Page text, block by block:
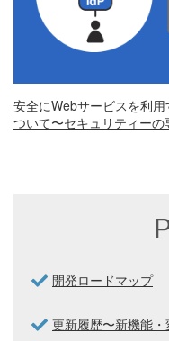
安全にWebサービスを利
ついて〜セキュリティー
開発ロードマップ
更新履歴〜新機能